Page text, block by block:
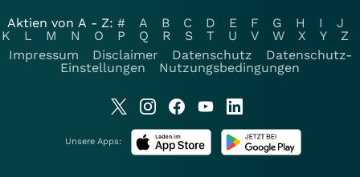
Aktien von A - Z: # A B C D E F G H I
J
K
L M N O P Q R S T U V W X Y
Z
Impressum
Disclaimer Datenschutz
Datenschutz-
Einstellungen
Nutzungsbedingungen
Unsere Apps: